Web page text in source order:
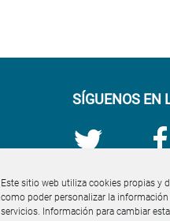
Este sitio web utiliza cookies propias y
como poder personalizar la
servicios. Información para cambiar
SÍGUENOS EN